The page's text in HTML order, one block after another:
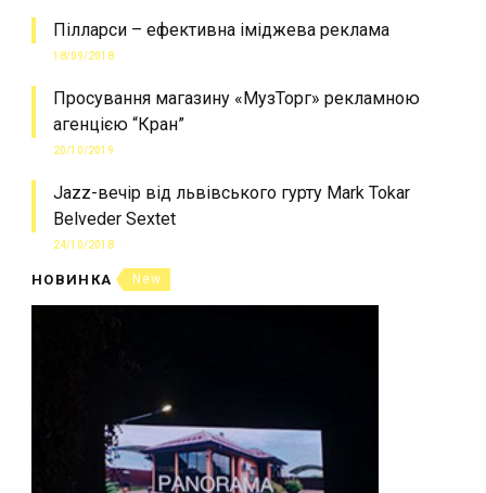
Пілларси – ефективна іміджева реклама
18/09/2018
Просування магазину «МузТорг» рекламною
агенцією “Кран”
20/10/2019
Jazz-вечір від львівського гурту Mark Tokar
Belveder Sextet
24/10/2018
НОВИНКА New